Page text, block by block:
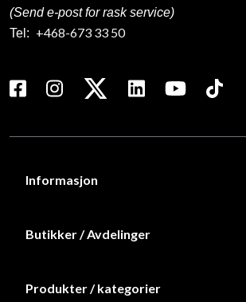
(Send e-post for rask service)
Tel: +468-673 33 50
Informasjon
Butikker / Avdelinger
Produkter / kategorier